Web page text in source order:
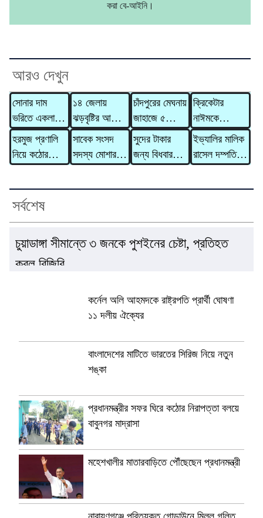
করা বে-আইনি।
আরও দেখুন
সোনার দাম
ভরিতে একলাফে
বাড়ল ৯,৮৫৬
টাকা
১৪ জেলায়
ঝড়বৃষ্টির আভাস,
সতর্কসংকেত
চাঁদপুরের মেঘনায়
জাহাজে ৫
মরদেহ,
হাসপাতালে মারা
গেলেন আরও ২
ক্রিকেটার
নাঈমকে
মারধরের ঘটনায়
অভিযুক্ত
ওসিকে
হরমুজ প্রণালি
নিয়ে কঠোর
সাবেক সংসদ
সদস্য মোশাররফ
সুদের টাকার
জন্য বিধবার
ইভ্যালির মালিক
রাসেল দম্পতির
সর্বশেষ
চুয়াডাঙ্গা সীমান্তে ৩ জনকে পুশইনের চেষ্টা, প্রতিহত
করল বিজিবি
কর্নেল অলি আহমদকে রাষ্ট্রপতি প্রার্থী ঘোষণা
১১ দলীয় ঐক্যের
বাংলাদেশের মাটিতে ভারতের সিরিজ নিয়ে নতুন
শঙ্কা
প্রধানমন্ত্রীর সফর ঘিরে কঠোর নিরাপত্তা বলয়ে
বাবুনগর মাদ্রাসা
মহেশখালীর মাতারবাড়িতে পৌঁছেছেন প্রধানমন্ত্রী